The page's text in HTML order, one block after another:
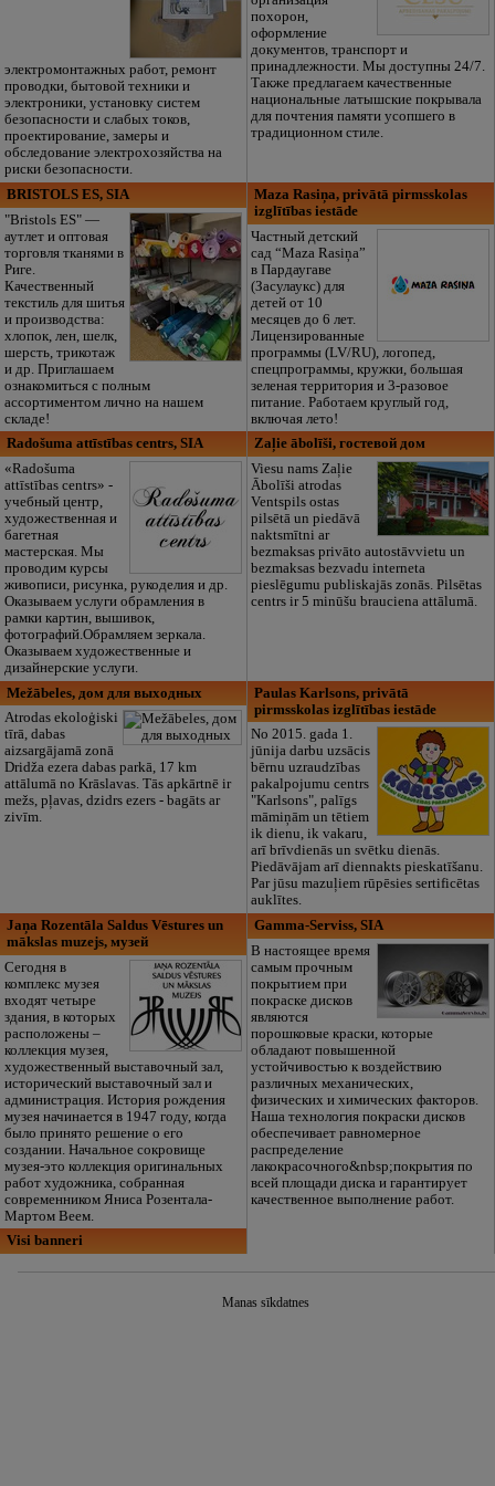
электромонтажных работ, ремонт
проводки, бытовой техники и
электроники, установку систем
безопасности и слабых токов,
проектирование, замеры и
обследование электрохозяйства на
риски безопасности.
похорон,
оформление
документов, транспорт и
принадлежности. Мы доступны 24/7.
Также предлагаем качественные
национальные латышские покрывала
для почтения памяти усопшего в
традиционном стиле.
BRISTOLS ES, SIA
"Bristols ES" —
аутлет и оптовая
торговля тканями в
Риге.
Качественный
текстиль для шитья
и производства:
хлопок, лен, шелк,
шерсть, трикотаж
и др. Приглашаем
ознакомиться с полным
ассортиментом лично на нашем
складе!
Maza Rasiņa, privātā pirmsskolas
izglītības iestāde
Частный детский
сад “Maza Rasiņa”
в Пардаугаве
(Засулаукс) для
детей от 10
месяцев до 6 лет.
Лицензированные
программы (LV/RU), логопед,
спецпрограммы, кружки, большая
зеленая территория и 3-разовое
питание. Работаем круглый год,
включая лето!
Radošuma attīstības centrs, SIA
«Radošuma
attīstības centrs» -
учебный центр,
художественная и
багетная
мастерская. Мы
проводим курсы
живописи, рисунка, рукоделия и др.
Оказываем услуги обрамления в
рамки картин, вышивок,
фотографий.Обрамляем зеркала.
Оказываем художественные и
дизайнерские услуги.
Zaļie ābolīši, гостевой дом
Viesu nams Zaļie
Ābolīši atrodas
Ventspils ostas
pilsētā un piedāvā
naktsmītni ar
bezmaksas privāto autostāvvietu un
bezmaksas bezvadu interneta
pieslēgumu publiskajās zonās. Pilsētas
centrs ir 5 minūšu brauciena attālumā.
Mežābeles, дом для выходных
Atrodas ekoloģiski
tīrā, dabas
aizsargājamā zonā
Dridža ezera dabas parkā, 17 km
attālumā no Krāslavas. Tās apkārtnē ir
mežs, pļavas, dzidrs ezers - bagāts ar
zivīm.
Paulas Karlsons, privātā
pirmsskolas izglītības iestāde
No 2015. gada 1.
jūnija darbu uzsācis
bērnu uzraudzības
pakalpojumu centrs
"Karlsons", palīgs
māmiņām un tētiem
ik dienu, ik vakaru,
arī brīvdienās un svētku dienās.
Piedāvājam arī diennakts pieskatīšanu.
Par jūsu mazuļiem rūpēsies sertificētas
auklītes.
Jaņa Rozentāla Saldus Vēstures un
mākslas muzejs, музей
Сегодня в
комплекс музея
входят четыре
здания, в которых
расположены –
коллекция музея,
художественный выставочный зал,
исторический выставочный зал и
администрация. История рождения
музея начинается в 1947 году, когда
было принято решение о его
создании. Начальное сокровище
музея-это коллекция оригинальных
работ художника, собранная
современником Яниса Розентала-
Мартом Веем.
Gamma-Serviss, SIA
В настоящее время
самым прочным
покрытием при
покраске дисков
являются
порошковые краски, которые
обладают повышенной
устойчивостью к воздействию
различных механических,
физических и химических факторов.
Наша технология покраски дисков
обеспечивает равномерное
распределение
лакокрасочного&nbsp;покрытия по
всей площади диска и гарантирует
качественное выполнение работ.
Visi banneri
Manas sīkdatnes